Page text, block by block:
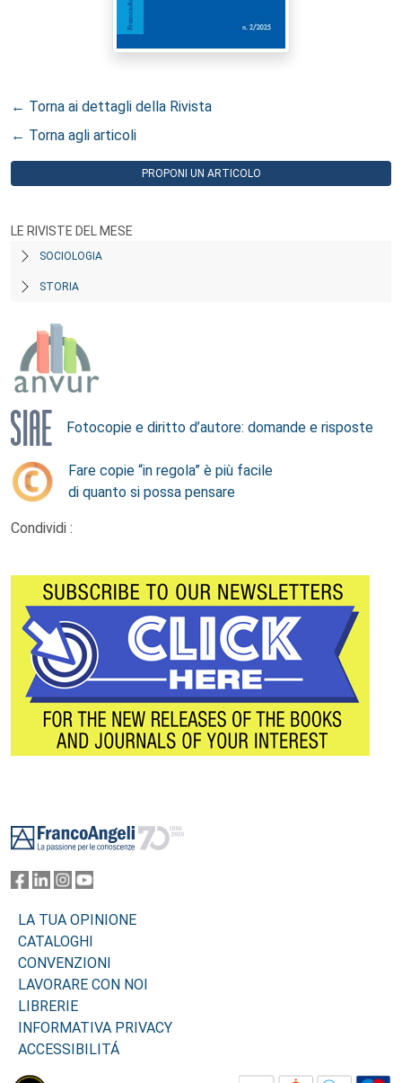
← Torna ai dettagli della Rivista
← Torna agli articoli
PROPONI UN ARTICOLO
LE RIVISTE DEL MESE
SOCIOLOGIA
STORIA
Fotocopie e diritto d’autore: domande e risposte
Fare copie “in regola” è più facile
di quanto si possa pensare
Condividi :
LA TUA OPINIONE
CATALOGHI
CONVENZIONI
LAVORARE CON NOI
LIBRERIE
INFORMATIVA PRIVACY
ACCESSIBILITÁ